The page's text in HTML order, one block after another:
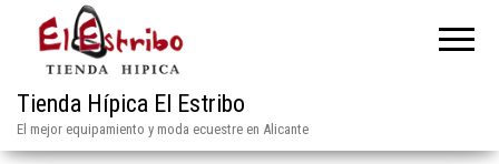
Tienda Hípica El Estribo
El mejor equipamiento y moda ecuestre en Alicante